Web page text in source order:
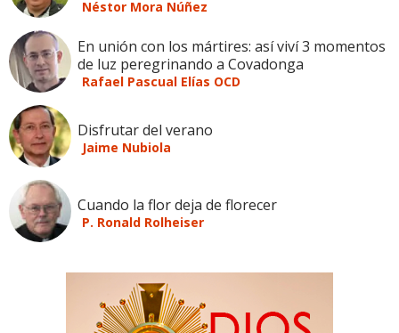
Néstor Mora Núñez
En unión con los mártires: así viví 3 momentos
de luz peregrinando a Covadonga
Rafael Pascual Elías OCD
Disfrutar del verano
Jaime Nubiola
Cuando la flor deja de florecer
P. Ronald Rolheiser